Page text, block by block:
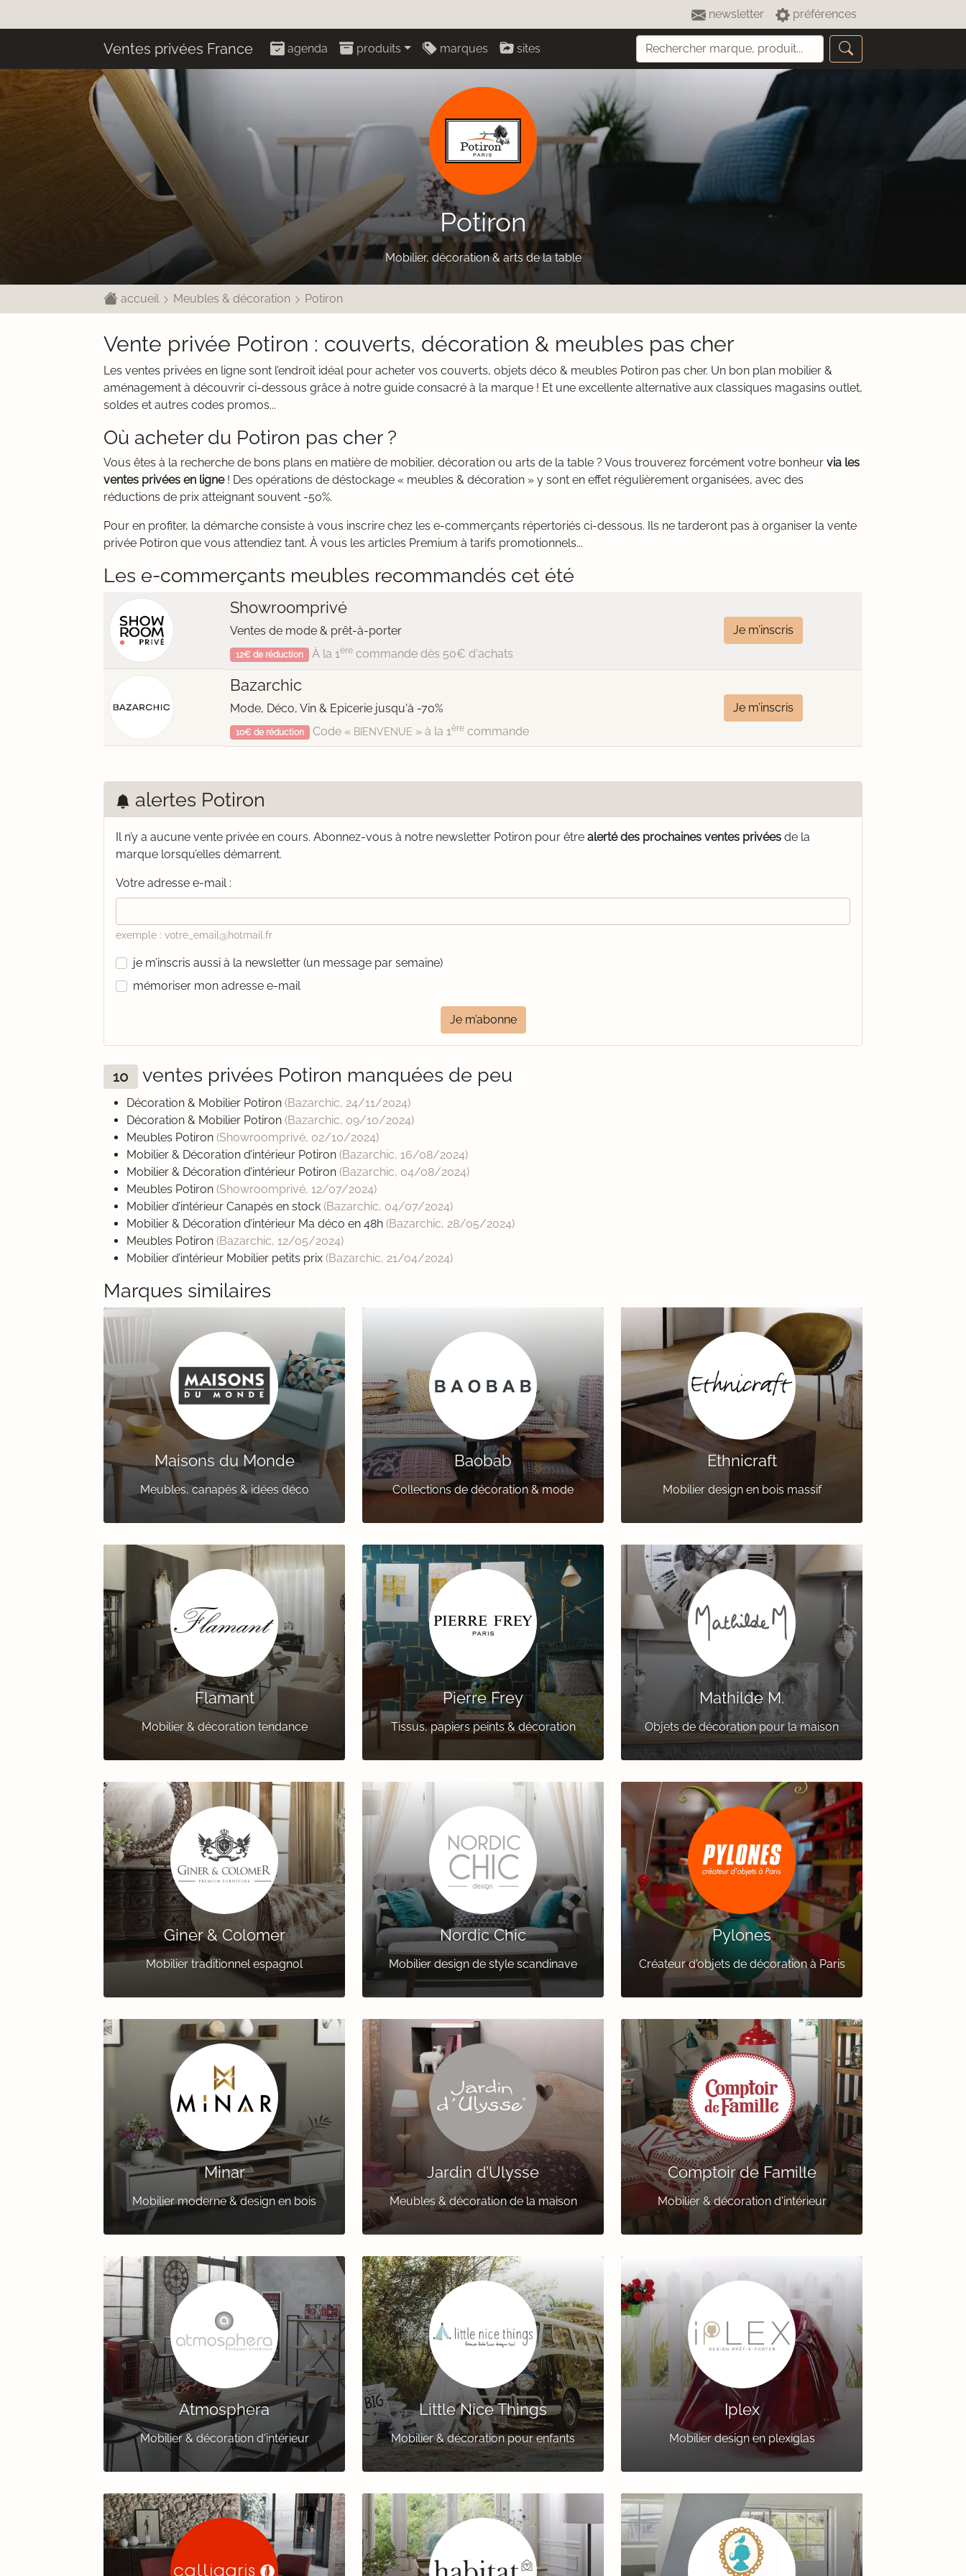
newsletter préférences
Ventes privées France agenda produits marques sites
Potiron
Mobilier, décoration & arts de la table
accueil Meubles & décoration Potiron
Vente privée Potiron : couverts, décoration & meubles pas cher
Les ventes privées en ligne sont l’endroit idéal pour acheter vos couverts, objets déco & meubles Potiron pas cher. Un bon plan mobilier &
aménagement à découvrir ci-dessous grâce à notre guide consacré à la marque ! Et une excellente alternative aux classiques magasins outlet,
soldes et autres codes promos...
Où acheter du Potiron pas cher ?
Vous êtes à la recherche de bons plans en matière de mobilier, décoration ou arts de la table ? Vous trouverez forcément votre bonheur via les
ventes privées en ligne! Des opérations de déstockage « meubles & décoration » y sont en effet régulièrement organisées, avec des
réductions de prix atteignant souvent -50%.
Pour en profiter, la démarche consiste à vous inscrire chez les e-commerçants répertoriés ci-dessous. Ils ne tarderont pas à organiser la vente
privée Potiron que vous attendiez tant. À vous les articles Premium à tarifs promotionnels...
Les e-commerçants meubles recommandés cet été
Showroomprivé
Ventes de mode & prêt-à-porter
12€ de réduction À la 1èrecommande dès 50€ d'achats
Je m’inscris
Bazarchic
Mode, Déco, Vin & Epicerie jusqu'à -70%
10€ de réduction Code « BIENVENUE » à la 1èrecommande
Je m’inscris
alertes Potiron
Il n’y a aucune vente privée en cours. Abonnez-vous à notre newsletter Potiron pour être alerté des prochaines ventes privées de la
marque lorsqu’elles démarrent.
Votre adresse e-mail :
exemple : votre_email@hotmail.fr
je m’inscris aussi à la newsletter (un message par semaine)
mémoriser mon adresse e-mail
Je m’abonne
10 ventes privées Potiron manquées de peu
Décoration & Mobilier Potiron (Bazarchic, 24/11/2024)
Décoration & Mobilier Potiron (Bazarchic, 09/10/2024)
Meubles Potiron (Showroomprivé, 02/10/2024)
Mobilier & Décoration d’intérieur Potiron (Bazarchic, 16/08/2024)
Mobilier & Décoration d’intérieur Potiron (Bazarchic, 04/08/2024)
Meubles Potiron (Showroomprivé, 12/07/2024)
Mobilier d’intérieur Canapés en stock (Bazarchic, 04/07/2024)
Mobilier & Décoration d’intérieur Ma déco en 48h (Bazarchic, 28/05/2024)
Meubles Potiron (Bazarchic, 12/05/2024)
Mobilier d’intérieur Mobilier petits prix (Bazarchic, 21/04/2024)
Marques similaires
Maisons du Monde
Meubles, canapés & idées déco
Baobab
Collections de décoration & mode
Ethnicraft
Mobilier design en bois massif
Flamant
Mobilier & décoration tendance
Pierre Frey
Tissus, papiers peints & décoration
Mathilde M.
Objets de décoration pour la maison
Giner & Colomer
Mobilier traditionnel espagnol
Nordic Chic
Mobilier design de style scandinave
Pylones
Créateur d'objets de décoration à Paris
Minar
Mobilier moderne & design en bois
Jardin d’Ulysse
Meubles & décoration de la maison
Comptoir de Famille
Mobilier & décoration d'intérieur
Atmosphera
Mobilier & décoration d'intérieur
Little Nice Things
Mobilier & décoration pour enfants
Iplex
Mobilier design en plexiglas